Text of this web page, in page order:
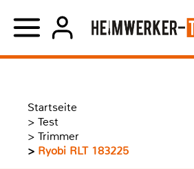
Startseite
> Test
> Trimmer
> Ryobi RLT 183225